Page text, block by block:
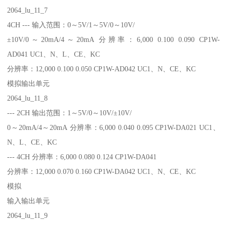
2064_lu_11_7
4CH --- 输入范围：0～5V/1～5V/0～10V/
±10V/0～20mA/4～20mA 分辨率：6,000 0.100 0.090 CP1W-
AD041 UC1、N、L、CE、KC
分辨率：12,000 0.100 0.050 CP1W-AD042 UC1、N、CE、KC
模拟输出单元
2064_lu_11_8
--- 2CH 输出范围：1～5V/0～10V/±10V/
0～20mA/4～20mA 分辨率：6,000 0.040 0.095 CP1W-DA021 UC1、
N、L、CE、KC
--- 4CH 分辨率：6,000 0.080 0.124 CP1W-DA041
分辨率：12,000 0.070 0.160 CP1W-DA042 UC1、N、CE、KC
模拟
输入输出单元
2064_lu_11_9